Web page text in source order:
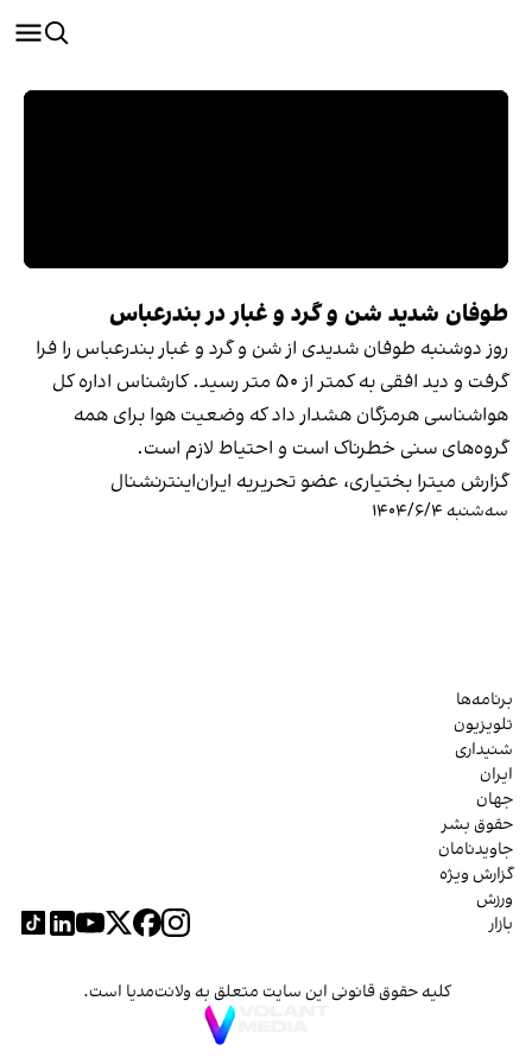
طوفان شدید شن و گرد و غبار در بندرعباس
روز دوشنبه طوفان شدیدی از شن و گرد و غبار بندرعباس را فرا
گرفت و دید افقی به کمتر از ۵۰ متر رسید. کارشناس اداره کل
هواشناسی هرمزگان هشدار داد که وضعیت هوا برای همه
گروه‌های سنی خطرناک است و احتیاط لازم است.
گزارش میترا بختیاری، عضو تحریریه ایران‌اینترنشنال
سه‌شنبه ۱۴۰۴/۶/۴
برنامه‌ها
تلویزیون
شنیداری
ایران
جهان
حقوق بشر
جاویدنامان
گزارش ویژه
ورزش
بازار
کلیه حقوق قانونی این سایت متعلق به ولانت‌مدیا است.